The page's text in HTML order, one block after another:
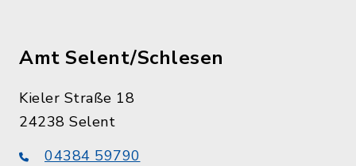
Amt Selent/Schlesen
Kieler Straße 18
24238 Selent
04384 59790